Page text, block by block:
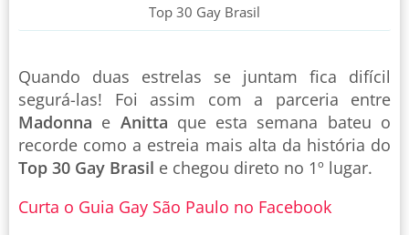
Top 30 Gay Brasil
Quando duas estrelas se juntam fica difícil
segurá-las! Foi assim com a parceria entre
Madonna e Anitta que esta semana bateu o
recorde como a estreia mais alta da história do
Top 30 Gay Brasil e chegou direto no 1º lugar.
Curta o Guia Gay São Paulo no Facebook